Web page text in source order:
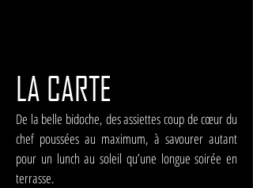
LA CARTE
De la belle bidoche, des assiettes coup de cœur du
chef poussées au maximum, à savourer autant
pour un lunch au soleil qu’une longue soirée en
terrasse.